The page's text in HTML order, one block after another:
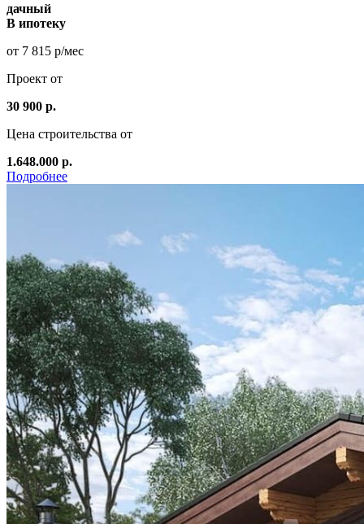
дачный
В ипотеку
от 7 815 р/мес
Проект от
30 900 р.
Цена строительства от
1.648.000 р.
Подробнее